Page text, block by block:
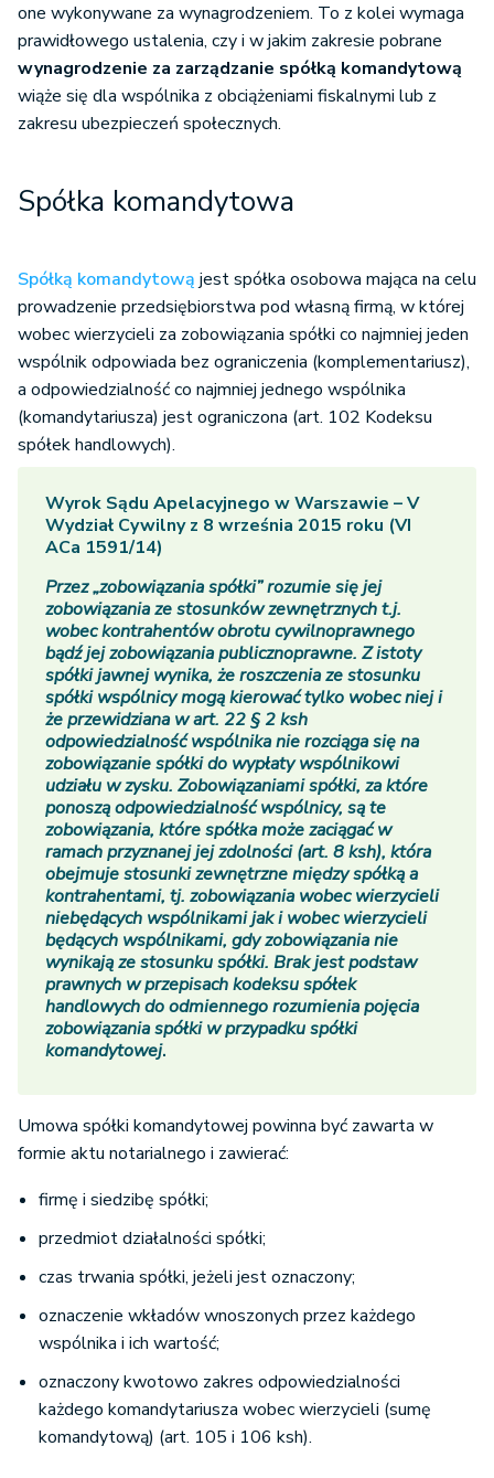
one wykonywane za wynagrodzeniem. To z kolei wymaga
prawidłowego ustalenia, czy i w jakim zakresie pobrane
wynagrodzenie za zarządzanie spółką komandytową
wiąże się dla wspólnika z obciążeniami fiskalnymi lub z
zakresu ubezpieczeń społecznych.
Spółka komandytowa
Spółką komandytową jest spółka osobowa mająca na celu
prowadzenie przedsiębiorstwa pod własną firmą, w której
wobec wierzycieli za zobowiązania spółki co najmniej jeden
wspólnik odpowiada bez ograniczenia (komplementariusz),
a odpowiedzialność co najmniej jednego wspólnika
(komandytariusza) jest ograniczona (art. 102 Kodeksu
spółek handlowych).
Wyrok Sądu Apelacyjnego w Warszawie – V
Wydział Cywilny z 8 września 2015 roku (VI
ACa 1591/14)
Przez „zobowiązania spółki” rozumie się jej
zobowiązania ze stosunków zewnętrznych t.j.
wobec kontrahentów obrotu cywilnoprawnego
bądź jej zobowiązania publicznoprawne. Z istoty
spółki jawnej wynika, że roszczenia ze stosunku
spółki wspólnicy mogą kierować tylko wobec niej i
że przewidziana w art. 22 § 2 ksh
odpowiedzialność wspólnika nie rozciąga się na
zobowiązanie spółki do wypłaty wspólnikowi
udziału w zysku. Zobowiązaniami spółki, za które
ponoszą odpowiedzialność wspólnicy, są te
zobowiązania, które spółka może zaciągać w
ramach przyznanej jej zdolności (art. 8 ksh), która
obejmuje stosunki zewnętrzne między spółką a
kontrahentami, tj. zobowiązania wobec wierzycieli
niebędących wspólnikami jak i wobec wierzycieli
będących wspólnikami, gdy zobowiązania nie
wynikają ze stosunku spółki. Brak jest podstaw
prawnych w przepisach kodeksu spółek
handlowych do odmiennego rozumienia pojęcia
zobowiązania spółki w przypadku spółki
komandytowej.
Umowa spółki komandytowej powinna być zawarta w
formie aktu notarialnego i zawierać:
firmę i siedzibę spółki;
przedmiot działalności spółki;
czas trwania spółki, jeżeli jest oznaczony;
oznaczenie wkładów wnoszonych przez każdego
wspólnika i ich wartość;
oznaczony kwotowo zakres odpowiedzialności
każdego komandytariusza wobec wierzycieli (sumę
komandytową) (art. 105 i 106 ksh).